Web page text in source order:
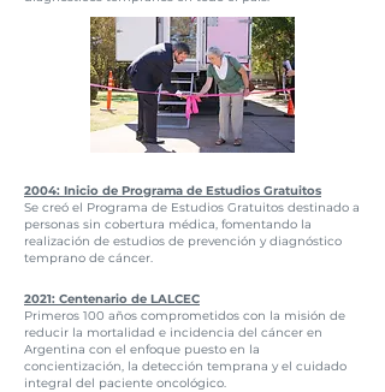
2004: Inicio de Programa de Estudios Gratuitos
Se creó el Programa de Estudios Gratuitos destinado a
personas sin cobertura médica, fomentando la
realización de estudios de prevención y diagnóstico
temprano de cáncer.
2021: Centenario de LALCEC
Primeros 100 años comprometidos con la misión de
reducir la mortalidad e incidencia del cáncer en
Argentina con el enfoque puesto en la
concientización, la detección temprana y el cuidado
integral del paciente oncológico.